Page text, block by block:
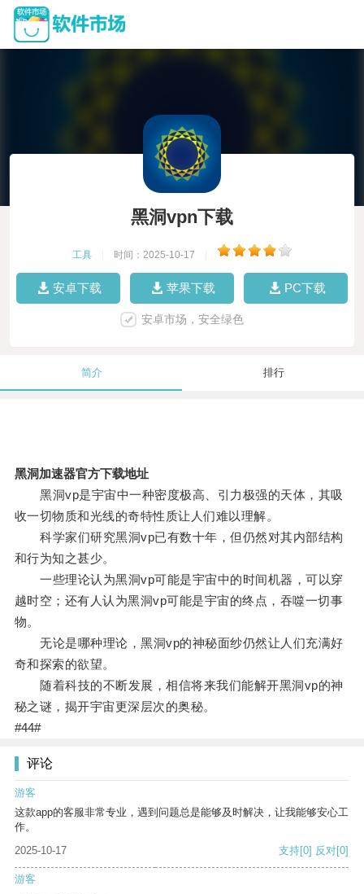
黑洞vpn下载
工具 时间：2025-10-17
安卓下载 苹果下载 PC下载
安卓市场，安全绿色
简介 排行
黑洞加速器官方下载地址
黑洞vp是宇宙中一种密度极高、引力极强的天体，其吸
收一切物质和光线的奇特性质让人们难以理解。
科学家们研究黑洞vp已有数十年，但仍然对其内部结构
和行为知之甚少。
一些理论认为黑洞vp可能是宇宙中的时间机器，可以穿
越时空；还有人认为黑洞vp可能是宇宙的终点，吞噬一切事
物。
无论是哪种理论，黑洞vp的神秘面纱仍然让人们充满好
奇和探索的欲望。
随着科技的不断发展，相信将来我们能解开黑洞vp的神
秘之谜，揭开宇宙更深层次的奥秘。
#44#
评论
游客
这款app的客服非常专业，遇到问题总是能够及时解决，让我能够安心工
作。
2025-10-17
支持[0] 反对[0]
游客